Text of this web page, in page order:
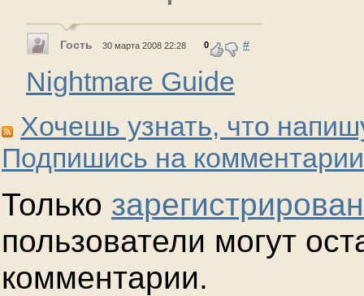
Гость 30 марта 2008 22:28 0 #
Nightmare Guide
Хочешь узнать, что
Подпишись на
Только
пользователи могут
комментарии.